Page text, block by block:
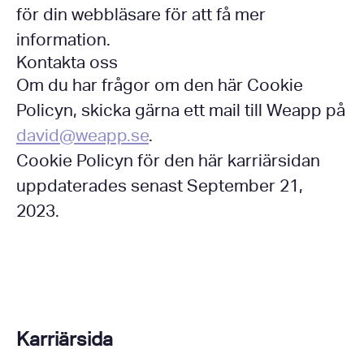
för din webbläsare för att få mer
information.
Kontakta oss
Om du har frågor om den här Cookie
Policyn, skicka gärna ett mail till Weapp på
david@weapp.se.
Cookie Policyn för den här karriärsidan
uppdaterades senast September 21,
2023.
Karriärsida